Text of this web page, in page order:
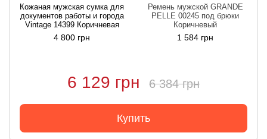
Кожаная мужская сумка для
документов работы и города
Vintage 14399 Коричневая
4 800 грн
Ремень мужской GRANDE
PELLE 00245 под брюки
Коричневый
1 584 грн
6 129 грн 6 384 грн
Купить